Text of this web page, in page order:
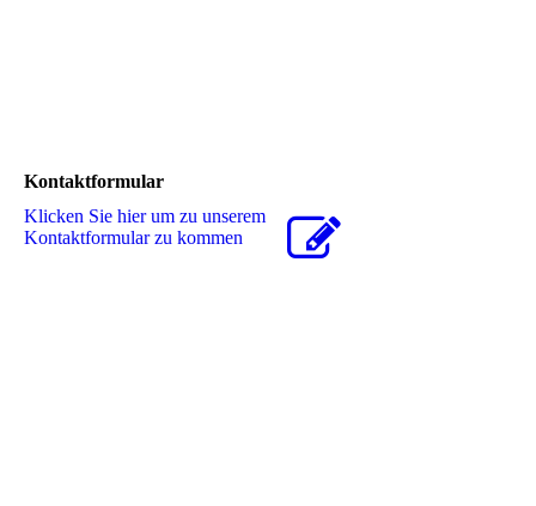
Kontaktformular
Klicken Sie hier um zu unserem
Kon­takt­for­mu­lar zu kommen